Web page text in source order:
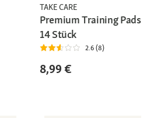
TAKE CARE
Premium Training Pads
14 Stück
2.6 (8)
8,99 €